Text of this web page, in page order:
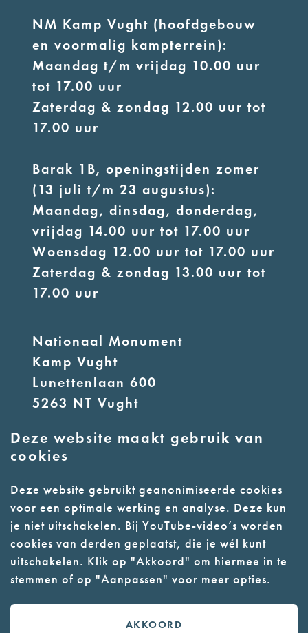
Deze website maakt gebruik van
cookies
Deze website gebruikt geanonimiseerde cookies
voor een optimale werking en analyse. Deze kun
je niet uitschakelen. Bij YouTube-video’s worden
cookies van derden geplaatst, die je wél kunt
uitschakelen. Klik op "Akkoord" om hiermee in te
stemmen of op "Aanpassen" voor meer opties.
AKKOORD
NM Kamp Vught (hoofdgebouw
en voormalig kampterrein):
Maandag t/m vrijdag 10.00 uur
tot 17.00 uur
Zaterdag & zondag 12.00 uur tot
17.00 uur
Barak 1B, openingstijden zomer
(13 juli t/m 23 augustus):
Maandag, dinsdag, donderdag,
vrijdag 14.00 uur tot 17.00 uur
Woensdag 12.00 uur tot 17.00 uur
Zaterdag & zondag 13.00 uur tot
17.00 uur
Nationaal Monument
Kamp Vught
Lunettenlaan 600
5263 NT Vught
E:info@nmkampvught.nl
- Parkeer in de vakken of in de
parkeergarage (begane grond)
- Alleen geleidehonden
toegestaan